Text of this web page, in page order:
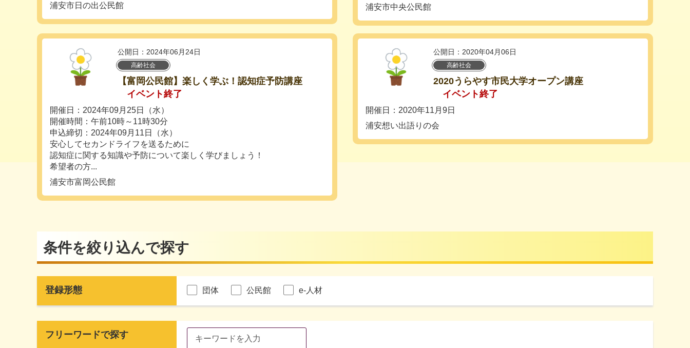
浦安市日の出公民館
浦安市中央公民館
公開日：2024年06月24日
高齢社会
【富岡公民館】楽しく学ぶ！認知症予防講座
イベント終了
開催日：2024年09月25日（水）
開催時間：午前10時～11時30分
申込締切：2024年09月11日（水）
安心してセカンドライフを送るために
認知症に関する知識や予防について楽しく学びましょう！
希望者の方...
浦安市富岡公民館
公開日：2020年04月06日
高齢社会
2020うらやす市民大学オープン講座
イベント終了
開催日：2020年11月9日
浦安想い出語りの会
条件を絞り込んで探す
登録形態 団体 公民館 e-人材
フリーワードで探す